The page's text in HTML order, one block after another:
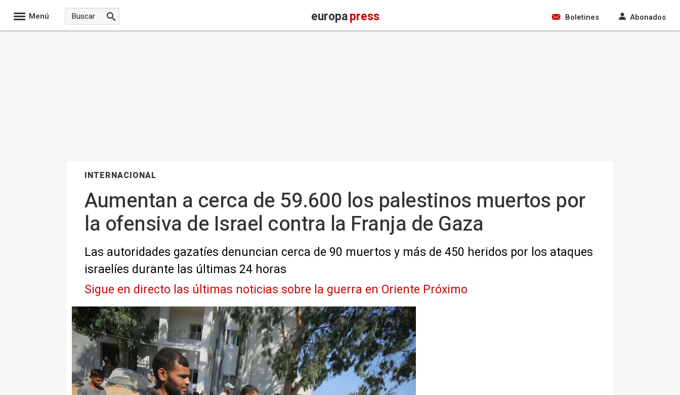
Menú europapress Boletines Abonados
INTERNACIONAL
Aumentan a cerca de 59.600 los palestinos muertos por
la ofensiva de Israel contra la Franja de Gaza
Las autoridades gazatíes denuncian cerca de 90 muertos y más de 450 heridos por los ataques
israelíes durante las últimas 24 horas
Sigue en directo las últimas noticias sobre la guerra en Oriente Próximo